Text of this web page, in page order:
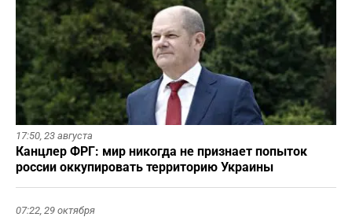
17:50, 23 августа
Канцлер ФРГ: мир никогда не признает попыток
россии оккупировать территорию Украины
07:22, 29 октября